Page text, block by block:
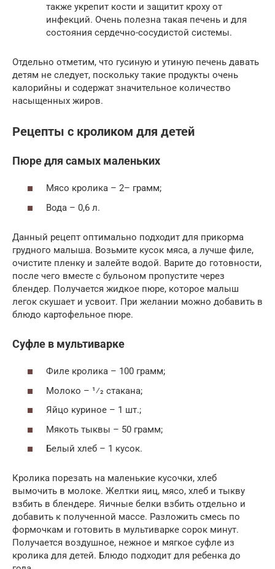
также укрепит кости и защитит кроху от
инфекций. Очень полезна такая печень и для
состояния сердечно-сосудистой системы.
Отдельно отметим, что гусиную и утиную печень давать
детям не следует, поскольку такие продукты очень
калорийны и содержат значительное количество
насыщенных жиров.
Рецепты с кроликом для детей
Пюре для самых маленьких
Мясо кролика – 2– грамм;
Вода – 0,6 л.
Данный рецепт оптимально подходит для прикорма
грудного малыша. Возьмите кусок мяса, а лучше филе,
очистите пленку и залейте водой. Варите до готовности,
после чего вместе с бульоном пропустите через
блендер. Получается жидкое пюре, которое малыш
легок скушает и усвоит. При желании можно добавить в
блюдо картофельное пюре.
Суфле в мультиварке
Филе кролика – 100 грамм;
Молоко – 1⁄2 стакана;
Яйцо куриное – 1 шт.;
Мякоть тыквы – 50 грамм;
Белый хлеб – 1 кусок.
Кролика порезать на маленькие кусочки, хлеб
вымочить в молоке. Желтки яиц, мясо, хлеб и тыкву
взбить в блендере. Яичные белки взбить отдельно и
добавить к полученной массе. Разложить смесь по
формочкам и готовить в мультиварке сорок минут.
Получается воздушное, нежное и мягкое суфле из
кролика для детей. Блюдо подходит для ребенка до